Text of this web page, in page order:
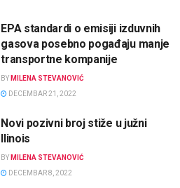
EPA standardi o emisiji izduvnih
gasova posebno pogađaju manje
transportne kompanije
BY MILENA STEVANOVIĆ
DECEMBAR 21, 2022
Novi pozivni broj stiže u južni
Ilinois
BY MILENA STEVANOVIĆ
DECEMBAR 8, 2022